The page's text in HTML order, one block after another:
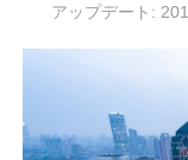
アップデート: